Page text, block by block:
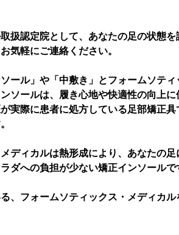
扱認定院として、あなたの足の状態を
気軽にご連絡ください。
ール」や「中敷き」とフォームソテ
ソールは、履き心地や快適性の向上
実際に患者に処方している足部矯正
ディカルは熱形成により、あなたの
ダへの負担が少ない矯正インソールで
、フォームソティックス・メディカル